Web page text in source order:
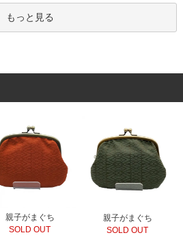
もっと見る
親子がまぐち
SOLD OUT
親子がまぐち
SOLD OUT